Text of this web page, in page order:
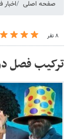
صفحه اصلی
۸ نفر
ترکیب فصل